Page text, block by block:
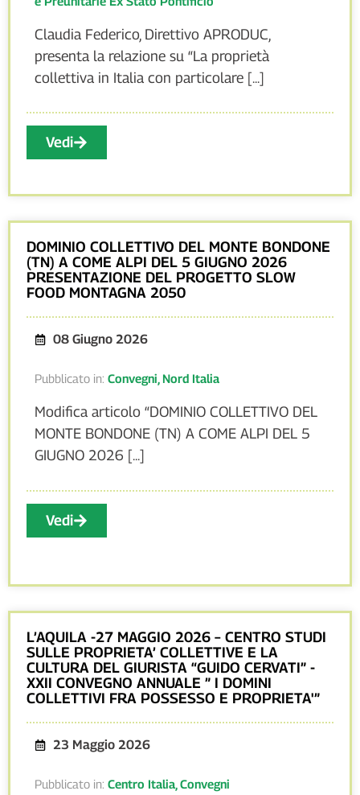
Claudia Federico, Direttivo APRODUC,
presenta la relazione su “La proprietà
collettiva in Italia con particolare [...]
Vedi
DOMINIO COLLETTIVO DEL MONTE BONDONE
(TN) A COME ALPI DEL 5 GIUGNO 2026
PRESENTAZIONE DEL PROGETTO SLOW
FOOD MONTAGNA 2050
08 Giugno 2026
Pubblicato in: Convegni, Nord Italia
Modifica articolo “DOMINIO COLLETTIVO DEL
MONTE BONDONE (TN) A COME ALPI DEL 5
GIUGNO 2026 [...]
Vedi
L’AQUILA -27 MAGGIO 2026 – CENTRO STUDI
SULLE PROPRIETA’ COLLETTIVE E LA
CULTURA DEL GIURISTA “GUIDO CERVATI” -
XXII CONVEGNO ANNUALE ” I DOMINI
COLLETTIVI FRA POSSESSO E PROPRIETA'”
23 Maggio 2026
Pubblicato in: Centro Italia, Convegni